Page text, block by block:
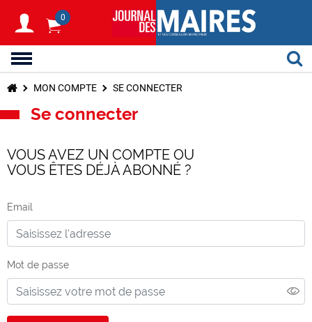
0
MON COMPTE SE CONNECTER
Se connecter
VOUS AVEZ UN COMPTE OU
VOUS ÊTES DÉJÀ ABONNÉ ?
Email
Mot de passe